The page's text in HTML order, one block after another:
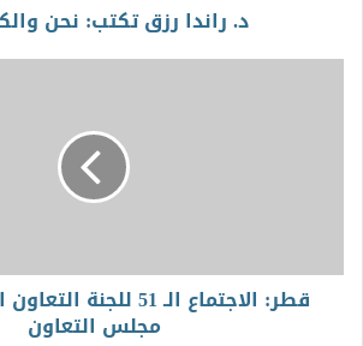
د. راندا رزق تكتب: نحن
قطر: الاجتماع الـ 51
مجلس التعاون